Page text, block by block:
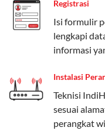
Paket Easy cocok
Complete untuk
dan Paket
memprioritaskan
Paket Telkomsel
Salah satu fitur
Kuota Keluarga.
bisa membagikan
Registrasi
Isi formulir
lengkapi
informasi
Instalasi
Teknisi
sesuai
perangkat